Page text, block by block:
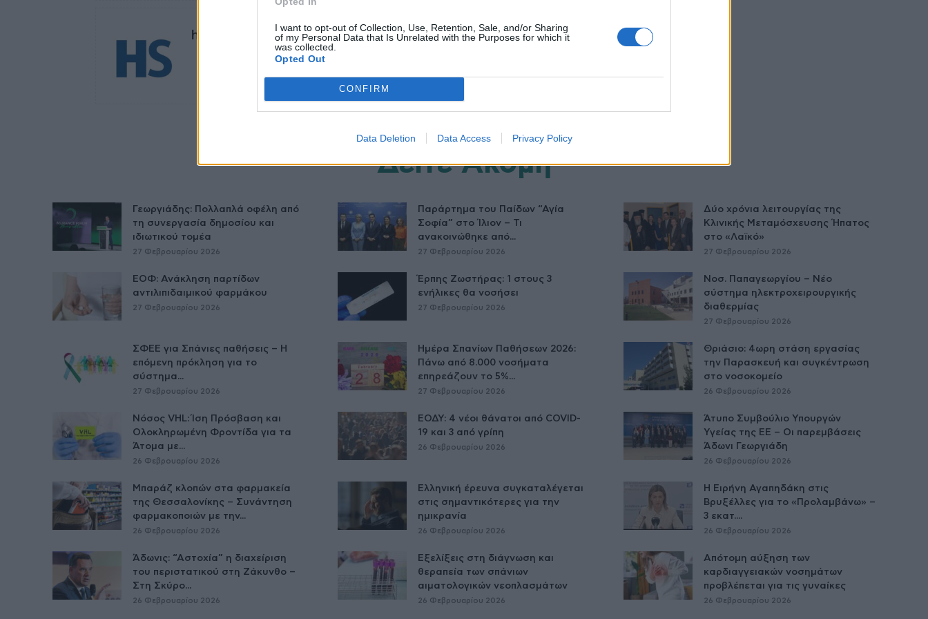
I want to opt-out of Collection, Use, Retention, Sale, and/or Sharing
of my Personal Data that Is Unrelated with the Purposes for which it
was collected.
Opted Out
CONFIRM
Data Deletion Data Access Privacy Policy
healthstories
Δείτε Ακόμη
Γεωργιάδης: Πολλαπλά οφέλη από
τη συνεργασία δημοσίου και
ιδιωτικού τομέα
27 Φεβρουαρίου 2026
Παράρτημα του Παίδων “Αγία
Σοφία” στο Ίλιον – Τι
ανακοινώθηκε από...
27 Φεβρουαρίου 2026
Δύο χρόνια λειτουργίας της
Κλινικής Μεταμόσχευσης Ήπατος
στο «Λαϊκό»
27 Φεβρουαρίου 2026
ΕΟΦ: Ανάκληση παρτίδων
αντιλιπιδαιμικού φαρμάκου
27 Φεβρουαρίου 2026
Έρπης Ζωστήρας: 1 στους 3
ενήλικες θα νοσήσει
27 Φεβρουαρίου 2026
Νοσ. Παπαγεωργίου – Νέο
σύστημα ηλεκτροχειρουργικής
διαθερμίας
27 Φεβρουαρίου 2026
ΣΦΕΕ για Σπάνιες παθήσεις – Η
επόμενη πρόκληση για το
σύστημα...
27 Φεβρουαρίου 2026
Ημέρα Σπανίων Παθήσεων 2026:
Πάνω από 8.000 νοσήματα
επηρεάζουν το 5%...
27 Φεβρουαρίου 2026
Θριάσιο: 4ωρη στάση εργασίας
την Παρασκευή και συγκέντρωση
στο νοσοκομείο
26 Φεβρουαρίου 2026
Νόσος VHL: Ίση Πρόσβαση και
Ολοκληρωμένη Φροντίδα για τα
Άτομα με...
26 Φεβρουαρίου 2026
ΕΟΔΥ: 4 νέοι θάνατοι από COVID-
19 και 3 από γρίπη
26 Φεβρουαρίου 2026
Άτυπο Συμβούλιο Υπουργών
Υγείας της ΕE – Οι παρεμβάσεις
Άδωνι Γεωργιάδη
26 Φεβρουαρίου 2026
Μπαράζ κλοπών στα φαρμακεία
της Θεσσαλονίκης – Συνάντηση
φαρμακοποιών με την...
26 Φεβρουαρίου 2026
Ελληνική έρευνα συγκαταλέγεται
στις σημαντικότερες για την
ημικρανία
26 Φεβρουαρίου 2026
Η Ειρήνη Αγαπηδάκη στις
Βρυξέλλες για το «Προλαμβάνω» –
3 εκατ....
26 Φεβρουαρίου 2026
Άδωνις: “Αστοχία” η διαχείριση
του περιστατικού στη Ζάκυνθο –
Στη Σκύρο...
26 Φεβρουαρίου 2026
Εξελίξεις στη διάγνωση και
θεραπεία των σπάνιων
αιματολογικών νεοπλασμάτων
26 Φεβρουαρίου 2026
Απότομη αύξηση των
καρδιαγγειακών νοσημάτων
προβλέπεται για τις γυναίκες
26 Φεβρουαρίου 2026